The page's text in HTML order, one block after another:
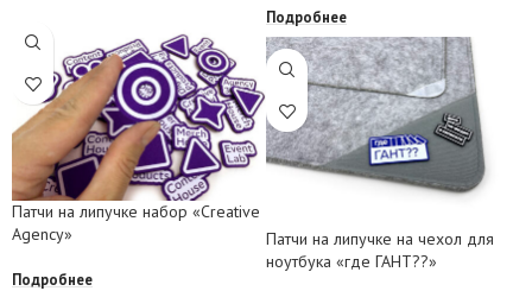
Подробнее
Патчи на липучке набор «Creative
Agency»
Подробнее
Патчи на липучке на чехол для
ноутбука «где ГАНТ??»